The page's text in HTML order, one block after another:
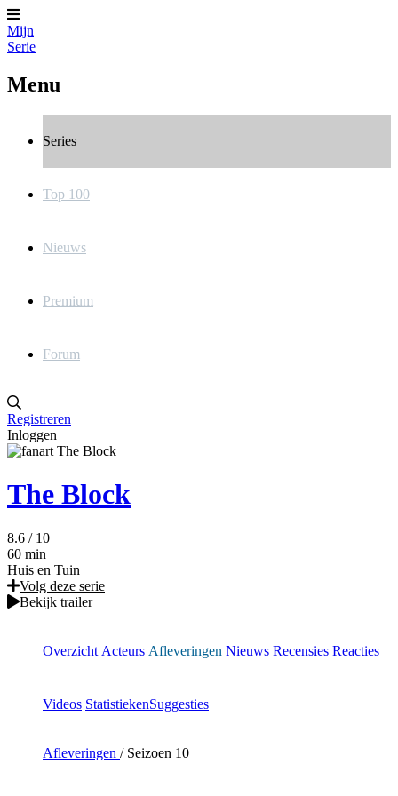
Mijn
Serie
Menu
Series
Top 100
Nieuws
Premium
Forum
Registreren
Inloggen
The Block
8.6 / 10
60 min
Huis en Tuin
Volg deze serie
Bekijk trailer
Overzicht Acteurs Afleveringen Nieuws Recensies Reacties
Videos StatistiekenSuggesties
Afleveringen /Seizoen 10